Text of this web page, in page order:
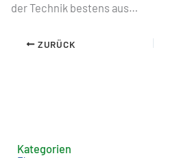
der Technik bestens aus…
ZURÜCK
Kategorien